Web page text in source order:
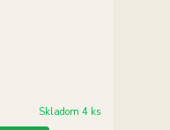
Skladom 4 ks